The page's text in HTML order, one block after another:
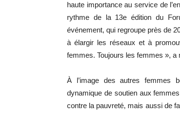
haute importance au service de
rythme de la 13e édition du
événement, qui regroupe près de
à élargir les réseaux et à
femmes. Toujours les femmes », a
À l’image des autres femmes
dynamique de soutien aux
contre la pauvreté, mais aussi de